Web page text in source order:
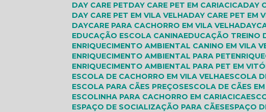
DAY CARE PET
DAY CARE PET EM CARIACICA DAY
DAY CARE PET EM VILA VELHA
DAY CARE PET EM
DAYCARE PARA CACHORRO EM VILA VELHA
EDUCAÇÃO ESCOLA CANINA EDUCAÇÃO TREINO
ENRIQUECIMENTO AMBIENTAL CANINO EM VILA
ENRIQUECIMENTO AMBIENTAL PARA PET
ENRIQUECIMENTO AMBIENTAL PARA PET EM
ESCOLA DE CACHORRO EM VILA VELHA ESCOLA
ESCOLA PARA CÃES PREÇOS
ESCOLA DE CÃES
ESCOLINHA PARA CACHORRO EM CARIACICA
ESPAÇO DE SOCIALIZAÇÃO PARA CÃES
ESPAÇO